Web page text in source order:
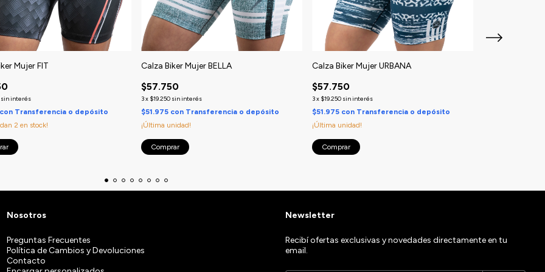
Mujer FIT
sin interés
con Transferencia o depósito
2 en stock!
Calza Biker Mujer BELLA
$57.750
3x $19.250 sin interés
$51.975 con Transferencia o depósito
¡Última unidad!
Comprar
Calza Biker Mujer URBANA
$57.750
3x $19.250 sin interés
$51.975 con Transferencia o depósito
¡Última unidad!
Comprar
Nosotros
Preguntas Frecuentes
Política de Cambios y Devoluciones
Contacto
Newsletter
Recibí ofertas exclusivas y novedades directamente en tu
email.